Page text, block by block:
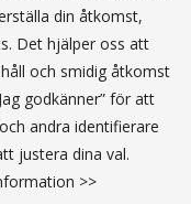
inleder
att accelerera
din åtkomst,
Det hjälper oss att
och smidig åtkomst
godkänner” för att
andra identifierare
justera dina val.
>>